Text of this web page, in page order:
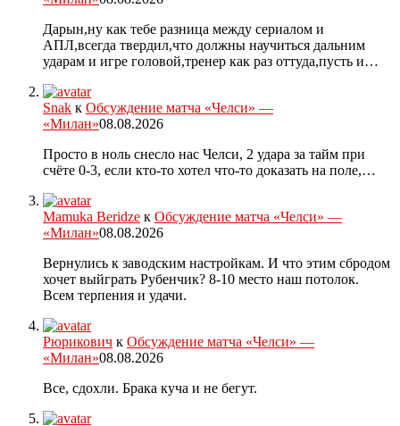
Дарын,ну как тебе разница между сериалом и
АПЛ,всегда твердил,что должны научиться дальним
ударам и игре головой,тренер как раз оттуда,пусть и…
Snak к Обсуждение матча «Челси» —
«Милан»08.08.2026
Просто в ноль снесло нас Челси, 2 удара за тайм при
счёте 0-3, если кто-то хотел что-то доказать на поле,…
Mamuka Beridze к Обсуждение матча «Челси» —
«Милан»08.08.2026
Вернулись к заводским настройкам. И что этим сбродом
хочет выйграть Рубенчик? 8-10 место наш потолок.
Всем терпения и удачи.
Рюрикович к Обсуждение матча «Челси» —
«Милан»08.08.2026
Все, сдохли. Брака куча и не бегут.